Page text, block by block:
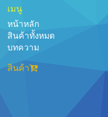
เมนู
หน้าหลัก
สินค้าทั้งหมด
บทความ
สินค้า